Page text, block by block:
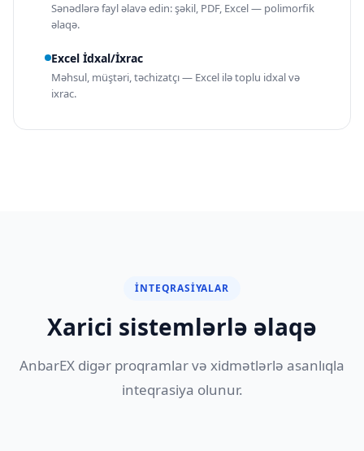
Sənədlərə fayl əlavə edin: şəkil, PDF, Excel — polimorfik
əlaqə.
Excel İdxal/İxrac
Məhsul, müştəri, təchizatçı — Excel ilə toplu idxal və
ixrac.
İNTEQRASIYALAR
Xarici sistemlərlə əlaqə
AnbarEX digər proqramlar və xidmətlərlə asanlıqla
inteqrasiya olunur.